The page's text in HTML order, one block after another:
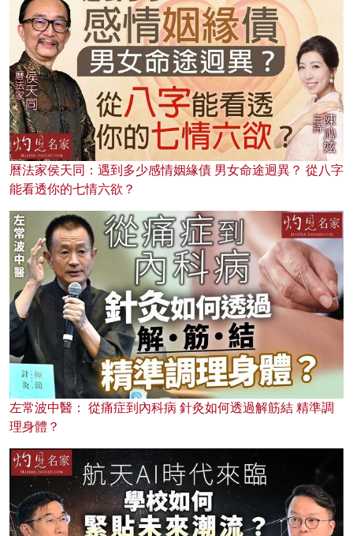
曆法家侯天同：遇到多少感情姻緣債 男女命途迥異？ 從八字
能看透你的七情六欲？
左常波中醫： 從痛症到內科病 針灸如何透過解筋結 精準調
理身體？